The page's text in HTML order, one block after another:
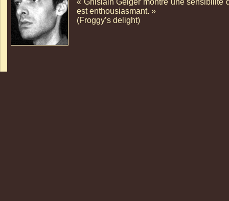
« Ghislain Geiger montre une sensibilité
est enthousiasmant. »
(Froggy’s delight)